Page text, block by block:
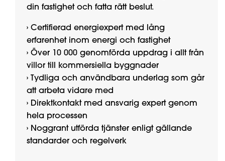
din fastighet och fatta rätt beslut.
› Certifierad energiexpert med lång
erfarenhet inom energi och fastighet
› Över 10 000 genomförda uppdrag i allt från
villor till kommersiella byggnader
› Tydliga och användbara underlag som går
att arbeta vidare med
› Direktkontakt med ansvarig expert genom
hela processen
› Noggrant utförda tjänster enligt gällande
standarder och regelverk